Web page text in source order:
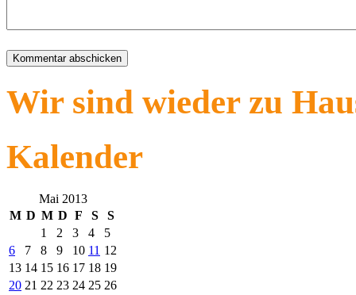
Wir sind wieder zu
Kalender
Mai 2013
M D M D F S
S
1
2 3 4
5
6
7 8 9 10 11 12
13 14 15 16 17 18 19
20 21 22 23 24 25 26